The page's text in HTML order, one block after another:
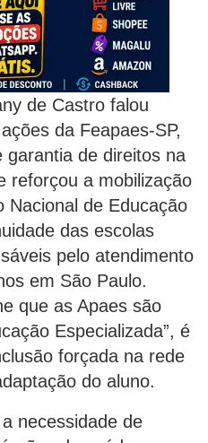
de Castro falou
da Feapaes-SP,
garantia de direitos na
reforçou a mobilização
Nacional de Educação
das escolas
pelo atendimento
em São Paulo.
que as Apaes são
Especializada”, é
forçada na rede
do aluno.
necessidade de